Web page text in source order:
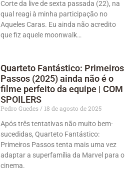
Corte da live de sexta passada (22), na
qual reagi à minha participação no
‪Aqueles Caras. Eu ainda não acredito
que fiz aquele moonwalk…
Quarteto Fantástico: Primeiros
Passos (2025) ainda não é o
filme perfeito da equipe | COM
SPOILERS
Pedro Guedes
18 de agosto de 2025
Após três tentativas não muito bem-
sucedidas, Quarteto Fantástico:
Primeiros Passos tenta mais uma vez
adaptar a superfamília da Marvel para o
cinema.